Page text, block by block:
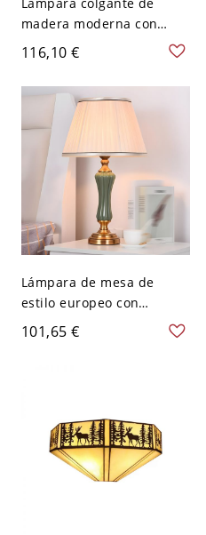
madera moderna con
longitud ajustable en
estilo de cúpula - 110 A
120 V Beige
116,10 €
Lámpara de mesa de
estilo europeo con
pantalla de tela y base de
metal para la mesita de
101,65 €